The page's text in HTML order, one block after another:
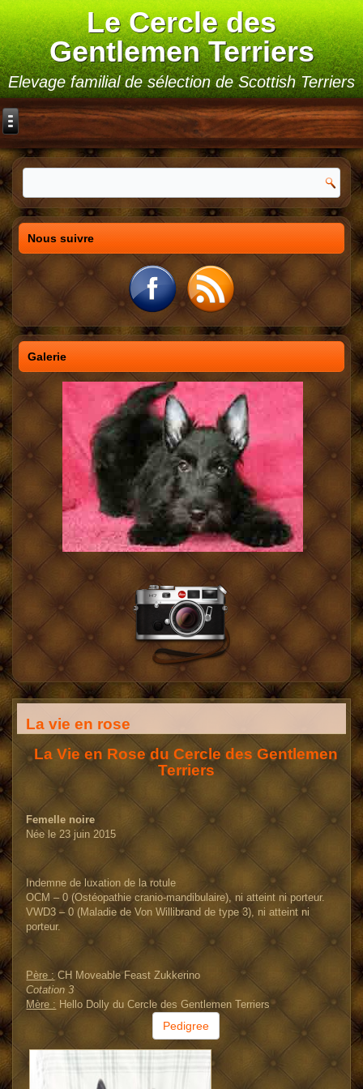
Le Cercle des
Gentlemen Terriers
Elevage familial de sélection de Scottish Terriers
Nous suivre
Galerie
La vie en rose
La Vie en Rose du Cercle des Gentlemen
Terriers
Femelle noire
Née le 23 juin 2015
Indemne de luxation de la rotule
OCM – 0 (Ostéopathie cranio-mandibulaire), ni atteint ni porteur.
VWD3 – 0 (Maladie de Von Willibrand de type 3), ni atteint ni
porteur.
Père : CH Moveable Feast Zukkerino
Cotation 3
Mère : Hello Dolly du Cercle des Gentlemen Terriers
Pedigree